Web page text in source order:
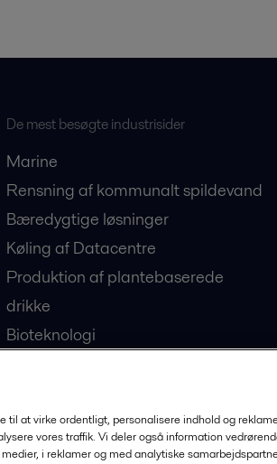
De mest besøgte industrisider
Marine
Rensning af kommunalt spildevand
Bæredygtige løsninger
Køling af Datacentre
Produktion af plantebaserede
drikke
Bioteknologi
Følg
til at virke ordentligt, personalisere indhold og
vores traffik. Vi deler også information
i reklamer og med analytiske